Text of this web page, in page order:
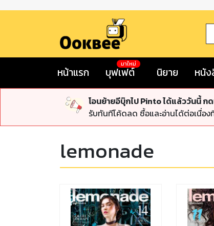
หน้าแรก บุฟเฟต์
มาใหม่
นิยาย หนั
โอนย้ายอีบุ๊กไป Pinto ได้แล้ววันนี้ ก
รับทันทีโค้ดลด ซื้อและอ่านได้ต่อเนื่อ
lemonade